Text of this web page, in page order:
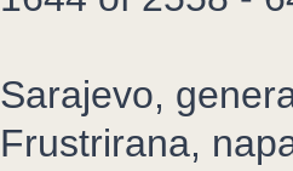
Sarajevo,
Frustrirana,